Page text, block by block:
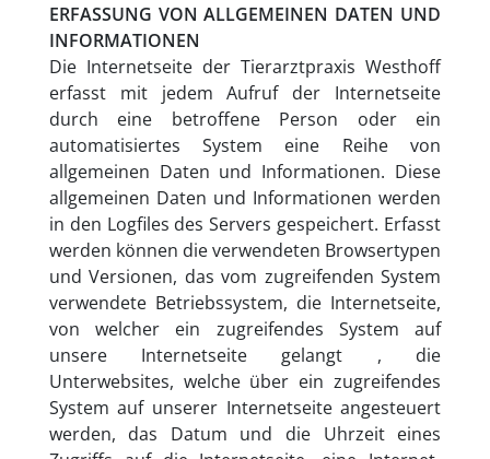
ERFASSUNG VON ALLGEMEINEN DATEN UND
INFORMATIONEN
Die Internetseite der Tierarztpraxis Westhoff
erfasst mit jedem Aufruf der Internetseite
durch eine betroffene Person oder ein
automatisiertes System eine Reihe von
allgemeinen Daten und Informationen. Diese
allgemeinen Daten und Informationen werden
in den Logfiles des Servers gespeichert. Erfasst
werden können die verwendeten Browsertypen
und Versionen, das vom zugreifenden System
verwendete Betriebssystem, die Internetseite,
von welcher ein zugreifendes System auf
unsere Internetseite gelangt , die
Unterwebsites, welche über ein zugreifendes
System auf unserer Internetseite angesteuert
werden, das Datum und die Uhrzeit eines